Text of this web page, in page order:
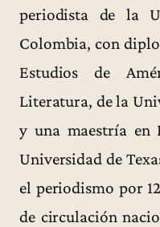
periodista de la
Colombia, con
Estudios de
Literatura, de la
y una maestría en
Universidad de
el periodismo por
de circulación